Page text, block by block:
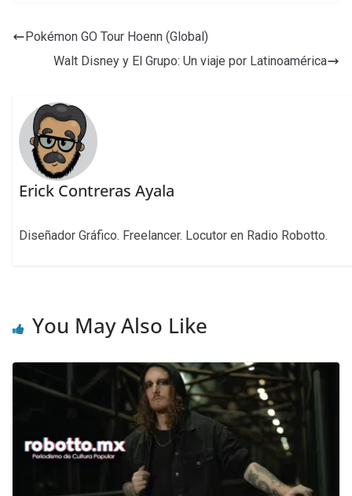
Pokémon GO Tour Hoenn (Global)
Walt Disney y El Grupo: Un viaje por Latinoamérica
Erick Contreras Ayala
Diseñador Gráfico. Freelancer. Locutor en Radio Robotto.
You May Also Like